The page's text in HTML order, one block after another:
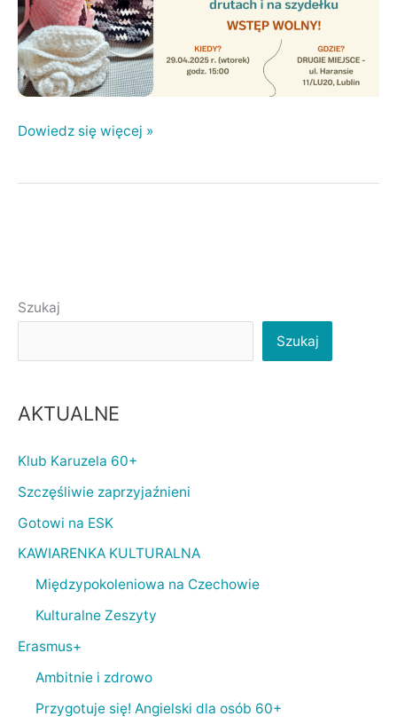
Dowiedz się więcej »
Szukaj
Szukaj
AKTUALNE
Klub Karuzela 60+
Szczęśliwie zaprzyjaźnieni
Gotowi na ESK
KAWIARENKA KULTURALNA
Międzypokoleniowa na Czechowie
Kulturalne Zeszyty
Erasmus+
Ambitnie i zdrowo
Przygotuje się! Angielski dla osób 60+